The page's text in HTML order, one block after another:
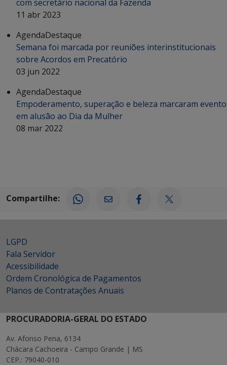
com secretário nacional da Fazenda
11 abr 2023
AgendaDestaque
Semana foi marcada por reuniões interinstitucionais
sobre Acordos em Precatório
03 jun 2022
AgendaDestaque
Empoderamento, superação e beleza marcaram evento
em alusão ao Dia da Mulher
08 mar 2022
Compartilhe:
LGPD
Fala Servidor
Acessibilidade
Ordem Cronológica de Pagamentos
Planos de Contratações Anuais
PROCURADORIA-GERAL DO ESTADO
Av. Afonso Pena, 6134
Chácara Cachoeira - Campo Grande | MS
CEP.: 79040-010